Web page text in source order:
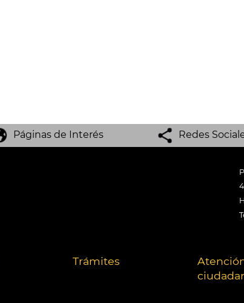
Páginas de Interés Redes
Trámites